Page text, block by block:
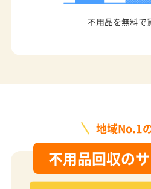
不用品を無料で
地域No.1
不用品回収の